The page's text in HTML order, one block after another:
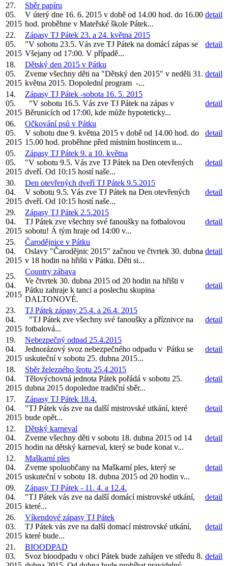
27.
05.
2015
Sběr papíru
V úterý dne 16. 6. 2015 v době od 14.00 hod. do 16.00
hod. proběhne v Mateřské škole Pátek...
detail
22.
05.
2015
Zápasy TJ Pátek 23. a 24. května 2015
"V sobotu 23.5. Vás zve TJ Pátek na domácí zápas se
Všejany od 17:00. V případě...
detail
18.
05.
2015
Dětský den 2015 v Pátku
Zveme všechny děti na "Dětský den 2015" v neděli 31.
května 2015. Dopolední program -...
detail
14.
05.
2015
Zápasy TJ Pátek -sobota 16. 5. 2015
"V sobotu 16.5. Vás zve TJ Pátek na zápas v
Běrunicích od 17:00, kde může hypoteticky...
detail
06.
05.
2015
Očkování psů v Pátku
V sobotu dne 9. května 2015 v době od 14.00 hod. do
15.00 hod. proběhne před místním hostincem u...
detail
05.
05.
2015
Zápasy TJ Pátek 9. a 10. května
"V sobotu 9.5. Vás zve TJ Pátek na Den otevřených
dveří. Od 10:15 hostí naše...
detail
30.
04.
2015
Den otevřených dveří TJ Pátek 9.5.2015
V sobotu 9.5. Vás zve TJ Pátek na Den otevřených
dveří. Od 10:15 hostí naše...
detail
29.
04.
2015
Zápasy TJ Pátek 2.5.2015
TJ Pátek zve všechny své fanoušky na fotbalovou
sobotu! Á tým hraje od 14:00 v...
detail
25.
04.
2015
Čarodějnice v Pátku
Oslavy "Čarodějnic 2015" začnou ve čtvrtek 30. dubna
v 18 hodin na hřišti v Pátku. Děti si...
detail
25.
04.
2015
Country zábava
Ve čtvrtek 30. dubna 2015 od 20 hodin na hřišti v
Pátku zahraje k tanci a poslechu skupina
DALTONOVÉ.
detail
23.
04.
2015
TJ Pátek zápasy 25.4. a 26.4. 2015
"TJ Pátek zve všechny své fanoušky a příznivce na
fotbalová...
detail
19.
04.
2015
Nebezpečný odpad 25.4.2015
Jednorázový svoz nebezpečného odpadu v Pátku se
uskuteční v sobotu 25. dubna 2015...
detail
18.
04.
2015
Sběr železného šrotu 25.4.2015
Tělovýchovná jednota Pátek pořádá v sobotu 25.
dubna 2015 dopoledne tradiční sběr...
detail
17.
04.
2015
Zápasy TJ Pátek 18.4.
"TJ Pátek vás zve na další mistrovské utkání, které
bude opět...
detail
12.
04.
2015
Dětský karneval
Zveme všechny děti v sobotu 18. dubna 2015 od 14
hodin na dětský karneval, který se bude konat v...
detail
12.
04.
2015
Maškarní ples
Zveme spoluobčany na Maškarní ples, který se
uskuteční v sobotu 18. dubna 2015 od 20 hodin v...
detail
09.
04.
2015
Zápasy TJ Pátek - 11. 4. a 12.4.
"TJ Pátek vás zve na další domácí mistrovské utkání,
které...
detail
26.
03.
2015
Víkendové zápasy TJ Pátek
TJ Pátek vás zve na další domací mistrovské utkání,
které bude...
detail
21.
03.
BIOODPAD
Svoz bioodpadu v obci Pátek bude zahájen ve středu 8. detail